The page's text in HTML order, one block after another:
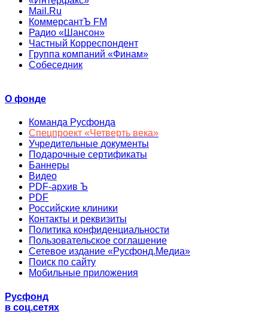
Mail.Ru
КоммерсантЪ FM
Радио «Шансон»
Частный Корреспондент
Группа компаний «Финам»
Собеседник
О фонде
Команда Русфонда
Спецпроект «Четверть века»
Учредительные документы
Подарочные сертификаты
Баннеры
Видео
PDF-архив Ъ
PDF
Российские клиники
Контакты и реквизиты
Политика конфиденциальности
Пользовательское соглашение
Сетевое издание «Русфонд.Медиа»
Поиск по сайту
Мобильные приложения
Русфонд
в соц.сетях